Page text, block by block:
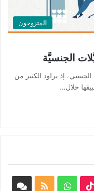
المتزوجون
الجنسيَّة
الجنسي، إذ يراود الكثير من
خلال…
‫TikTokواتسابملخص